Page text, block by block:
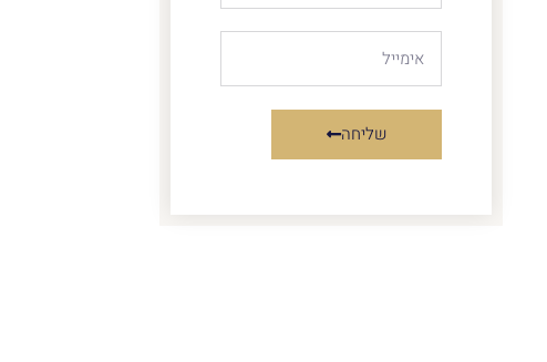
שליחה